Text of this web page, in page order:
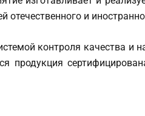
и
контроля качества и
продукция